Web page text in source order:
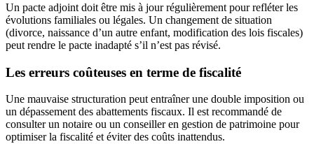
Un pacte adjoint doit être mis à jour régulièrement pour refléter les
évolutions familiales ou légales. Un changement de situation
(divorce, naissance d’un autre enfant, modification des lois fiscales)
peut rendre le pacte inadapté s’il n’est pas révisé.
Les erreurs coûteuses en terme de fiscalité
Une mauvaise structuration peut entraîner une double imposition ou
un dépassement des abattements fiscaux. Il est recommandé de
consulter un notaire ou un conseiller en gestion de patrimoine pour
optimiser la fiscalité et éviter des coûts inattendus.